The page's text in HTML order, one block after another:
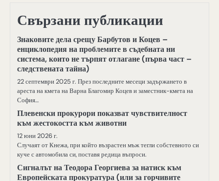
Свързани публикации
Знаковите дела срещу Барбутов и Коцев –
енциклопедия на проблемите в съдебната ни
система, които не търпят отлагане (първа част –
следствената тайна)
22 септември 2025 г. През последните месеци задържането в
ареста на кмета на Варна Благомир Коцев и заместник-кмета на
София…
Плевенски прокурори показват чувствителност
към жестокостта към животни
12 юни 2026 г.
Случаят от Кнежа, при който възрастен мъж тегли собстевното си
куче с автомобила си, поставя редица въпроси.
Сигналът на Теодора Георгиева за натиск към
Европейската прокуратура (или за горчивите